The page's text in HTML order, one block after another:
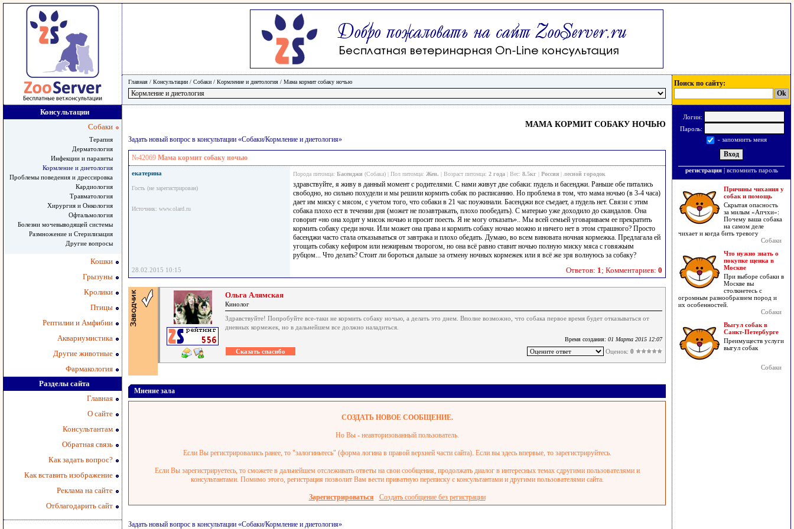
Главная / Консультации / Собаки / Кормление и диетология / Мама кормит собаку ночью Поиск по сайту:
Консультации
Собаки
Терапия
Дерматология
Инфекции и паразиты
Кормление и диетология
Проблемы поведения и дрессировка
Кардиология
Травматология
Хирургия и Онкология
Офтальмология
Болезни мочевыводящей системы
Размножение и Стерилизация
Другие вопросы
Кошки
Грызуны
Кролики
Птицы
Рептилии и Амфибии
Аквариумистика
Другие животные
Фармакология
Разделы сайта
Главная
О сайте
Консультантам
Обратная связь
Как задать вопрос?
Как вставить изображение
Реклама на сайте
Отблагодарить сайт
МАМА КОРМИТ СОБАКУ НОЧЬЮ
Задать новый вопрос в консультации «Собаки/Кормление и диетология»
№42069 Мама кормит собаку ночью
екатерина
Гость (не зарегистрирован)
Источник: www.olard.ru
Порода питомца: Басенджи (Собака) | Пол питомца: Жен. | Возраст питомца: 2 года | Вес: 8.5кг | Россия | лесной городок
здравствуйте, я живу в данный момент с родителями. С нами живут две собаки: пудель и басенджи. Раньше обе питались
свободно, но сильно похудели и мы решили кормить собак по расписанию. Но проблема в том, что мама ночью (в 3-4 часа)
дает им миску с мясом, с учетом того, что собаки в 21 час поужинали. Басенджи все съедает, а пудель нет. Связи с этим
собака плохо ест в течении дня (может не позавтракать, плохо пообедать). С матерью уже доходило до скандалов. Она
говорит «но она ходит у мисок ночью и просит поесть. Я не могу отказать».. Мы всей семьей уговариваем ее прекратить
кормить собаку среди ночи. Или может она права и кормить собаку ночью можно и ничего нет в этом страшного? Просто
басенджи часто стала отказываться от завтрака и плохо обедать. Думаю, во всем виновата ночная кормежка. Предлагала ей
угощать собаку кефиром или нежирным творогом, но она всё равно ставит ночью полную миску мяса с говяжьим
рубцом... Что делать? Стоит ли бороться дальше за отмену ночных кормежек или я всё же зря волнуюсь за собаку?
28.02.2015 10:15 Ответов: 1; Комментариев: 0
Ольга Алямская
Кинолог
Здравствуйте! Попробуйте все-таки не кормить собаку ночью, а делать это днем. Вполне возможно, что собака первое время будет отказываться от
дневных кормежек, но в дальнейшем все должно наладиться.
Время создания: 01 Марта 2015 12:07
Оценок: 0
Мнение зала
СОЗДАТЬ НОВОЕ СООБЩЕНИЕ.
Но Вы - неавторизованный пользователь.
Если Вы регистрировались ранее, то "залогиньтесь" (форма логина в правой верхней части сайта). Если вы здесь впервые, то зарегистрируйтесь.
Если Вы зарегистрируетесь, то сможете в дальнейшем отслеживать ответы на свои сообщения, продолжать диалог в интересных темах сдругими пользователями и
консультантами. Помимо этого, регистрация позволит Вам вести приватную переписку с консультантами и другими пользователями сайта.
Зарегистрироваться Создать сообщение без регистрации
Задать новый вопрос в консультации «Собаки/Кормление и диетология»
Логин:
Пароль:
- запомнить меня
регистрация| вспомнить пароль
Причины чихания у
собак и помощь
Скрытая опасность
за милым «Апчхи»:
Почему ваша собака
на самом деле
чихает и когда бить тревогу
Собаки
Что нужно знать о
покупке щенка в
Москве
При выборе собаки в
Москве вы
столкнетесь с
огромным разнообразием пород и
их особенностей.
Собаки
Выгул собак в
Санкт-Петербурге
Преимуществ услуги
выгул собак
Собаки